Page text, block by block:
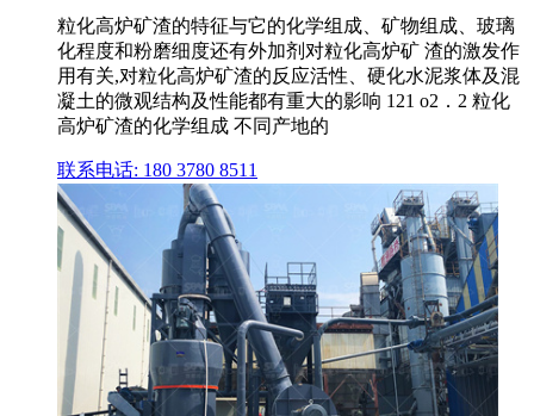
粒化高炉矿渣的特征与它的化学组成、矿物组成、玻璃
化程度和粉磨细度还有外加剂对粒化高炉矿 渣的激发作
用有关,对粒化高炉矿渣的反应活性、硬化水泥浆体及混
凝土的微观结构及性能都有重大的影响 121 o2．2 粒化
高炉矿渣的化学组成 不同产地的
联系电话: 180 3780 8511